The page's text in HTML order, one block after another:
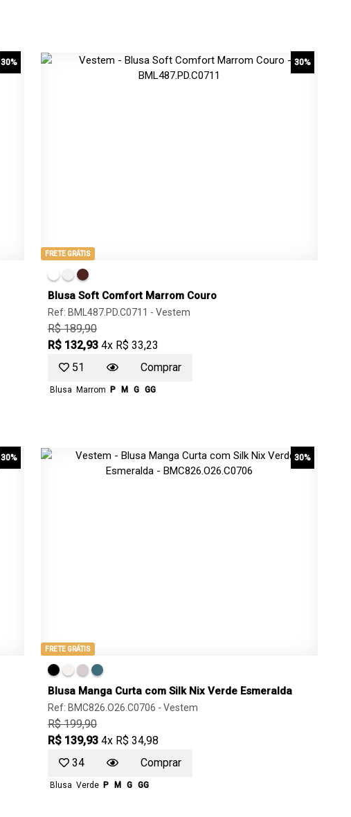
30% 30%
FRETE GRÁTIS
Blusa Soft Comfort Marrom Couro
Ref: BML487.PD.C0711 - Vestem
R$ 189,90
R$ 132,93 4x R$ 33,23
51
Comprar
Blusa Marrom P M G GG
30% 30%
FRETE GRÁTIS
Blusa Manga Curta com Silk Nix Verde Esmeralda
Ref: BMC826.O26.C0706 - Vestem
R$ 199,90
R$ 139,93 4x R$ 34,98
34
Comprar
Blusa Verde P M G GG